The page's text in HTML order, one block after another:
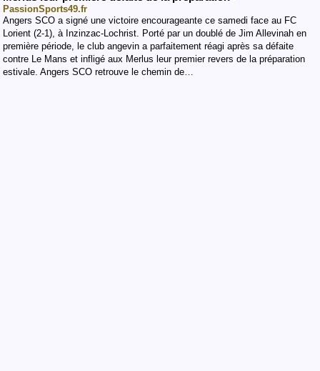
PassionSports49.fr
Angers SCO a signé une victoire encourageante ce samedi face au FC
Lorient (2-1), à Inzinzac-Lochrist. Porté par un doublé de Jim Allevinah en
première période, le club angevin a parfaitement réagi après sa défaite
contre Le Mans et infligé aux Merlus leur premier revers de la préparation
estivale. Angers SCO retrouve le chemin de…